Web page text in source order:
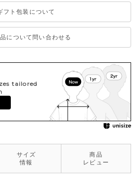
フト包装について
について問い合わせる
tailored
サイズ
情報
商品
レビュー